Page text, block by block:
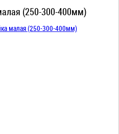
(250-300-400мм)